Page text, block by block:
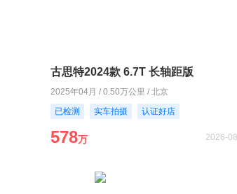
古思特2024款 6.7T 长轴距版
2025年04月 / 0.50万公里 / 北京
已检测
实车拍摄 认证好店
578万 2026-